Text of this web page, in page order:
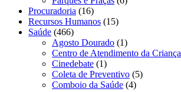
Procuradoria (16)
Recursos Humanos (15)
Saúde (466)
Agosto Dourado (1)
Centro de Atendimento da Criança
Cinedebate (1)
Coleta de Preventivo (5)
Comboio da Saúde (4)